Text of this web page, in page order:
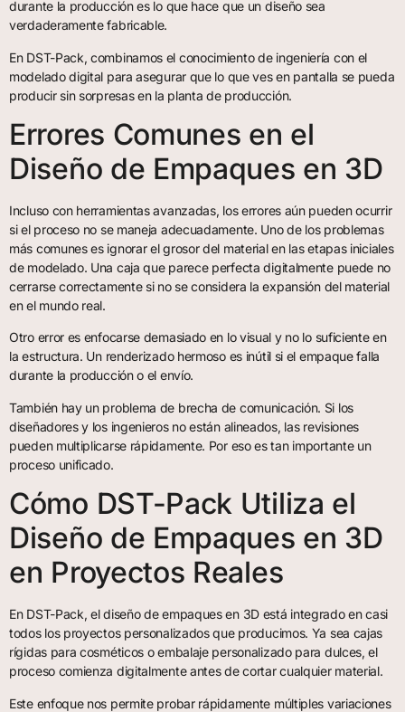
durante la producción es lo que hace que un diseño sea
verdaderamente fabricable.
En DST-Pack, combinamos el conocimiento de ingeniería con el
modelado digital para asegurar que lo que ves en pantalla se pueda
producir sin sorpresas en la planta de producción.
Errores Comunes en el
Diseño de Empaques en 3D
Incluso con herramientas avanzadas, los errores aún pueden ocurrir
si el proceso no se maneja adecuadamente. Uno de los problemas
más comunes es ignorar el grosor del material en las etapas iniciales
de modelado. Una caja que parece perfecta digitalmente puede no
cerrarse correctamente si no se considera la expansión del material
en el mundo real.
Otro error es enfocarse demasiado en lo visual y no lo suficiente en
la estructura. Un renderizado hermoso es inútil si el empaque falla
durante la producción o el envío.
También hay un problema de brecha de comunicación. Si los
diseñadores y los ingenieros no están alineados, las revisiones
pueden multiplicarse rápidamente. Por eso es tan importante un
proceso unificado.
Cómo DST-Pack Utiliza el
Diseño de Empaques en 3D
en Proyectos Reales
En DST-Pack, el diseño de empaques en 3D está integrado en casi
todos los proyectos personalizados que producimos. Ya sea cajas
rígidas para cosméticos o embalaje personalizado para dulces, el
proceso comienza digitalmente antes de cortar cualquier material.
Este enfoque nos permite probar rápidamente múltiples variaciones